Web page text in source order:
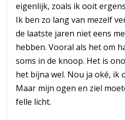
eigenlijk, zoals ik ooit
Ik ben zo lang van mezelf
de laatste jaren niet eens
hebben. Vooral als het om
soms in de knoop. Het is
het bijna wel. Nou ja oké, ik
Maar mijn ogen en ziel
felle licht.